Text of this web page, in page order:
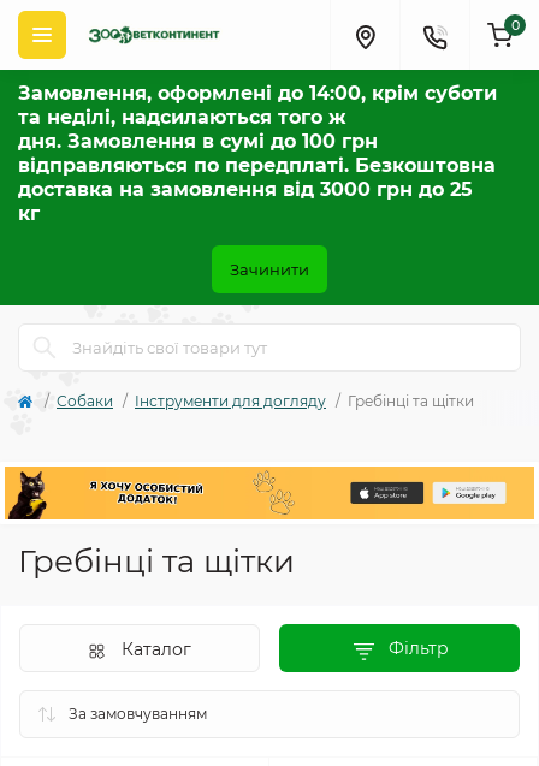
Замовлення, оформлені до 14:00, крім суботи
та неділі, надсилаються того ж
дня. Замовлення в сумі до 100 грн
відправляються по передплаті. Безкоштовна
доставка на замовлення від 3000 грн до 25
кг
Зачинити
0
Собаки Інструменти для догляду Гребінці та щітки
Гребінці та щітки
Фільтр
Каталог